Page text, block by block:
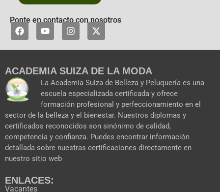
Ponte en contacto con nosotros
F
a
e
o
o
k
Y
o
t
b
e
I
n
t
g
r
a
m
X
-
w
t
t
e
r
ACADEMIA SUIZA DE LA MODA
La Academia Suiza de Belleza y Peluquería es una
escuela especializada certificada y ofrece
formación profesional y perfeccionamiento en el
sector de la belleza y el bienestar. Nuestros diplomas y
certificados reconocidos son sinónimo de calidad,
competencia y confianza. Puedes encontrar información
detallada sobre nuestras certificaciones directamente en
nuestro sitio web
ENLACES:
Vacantes